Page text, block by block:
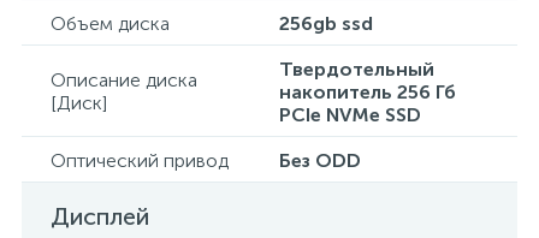
Объем диска 256gb ssd
Описание диска
[Диск]
Твердотельный
накопитель 256 Гб
PCIe NVMe SSD
Оптический привод
Без ODD
Дисплей